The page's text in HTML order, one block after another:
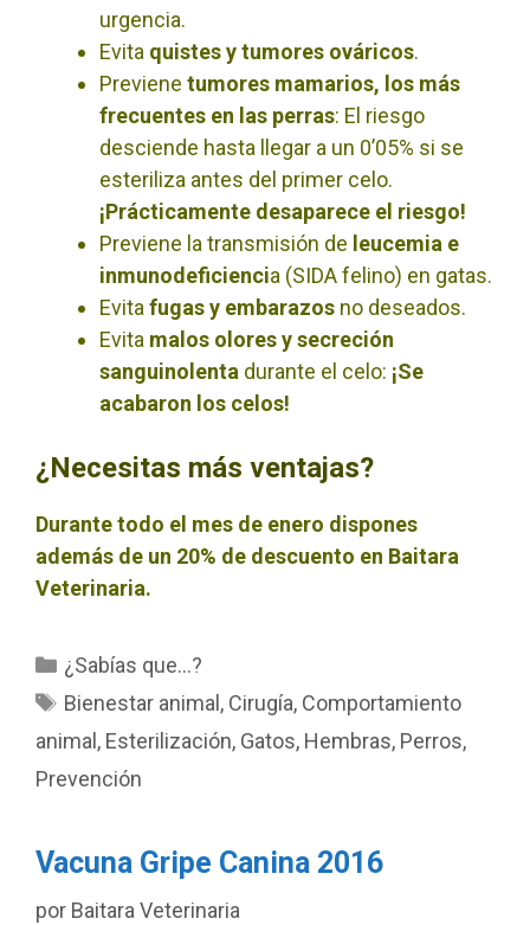
urgencia.
Evita quistes y tumores ováricos.
Previene tumores mamarios, los más
frecuentes en las perras: El riesgo
desciende hasta llegar a un 0’05% si se
esteriliza antes del primer celo.
¡Prácticamente desaparece el riesgo!
Previene la transmisión de leucemia e
inmunodeficiencia (SIDA felino) en gatas.
Evita fugas y embarazos no deseados.
Evita malos olores y secreción
sanguinolenta durante el celo: ¡Se
acabaron los celos!
¿Necesitas más ventajas?
Durante todo el mes de enero dispones
además de un 20% de descuento en Baitara
Veterinaria.
Categorías
¿Sabías que…?
Etiquetas
Bienestar animal , Cirugía, Comportamiento
animal , Esterilización, Gatos, Hembras, Perros,
Prevención
Vacuna Gripe Canina 2016
por Baitara Veterinaria